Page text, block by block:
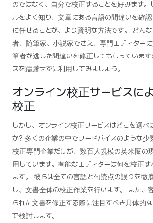
のではなく、自分で校正することを好みます。
ルをよく知り、文章にある言語の間違いを確
に任せることが、より賢明な方法です。 どん
者、随筆家、小説家でさえ、専門エディターに
筆者が逃した間違いを修正してもらっていま
スを躊躇せずに利用してみましょう。
オンライン校正サービスに
校正
しかし、オンライン校正サービスはどこを選べ
か? 多くの企業の中でワードバイスのような少
校正専門企業だけが、数百人規模の英米圏の
用しています。有能なエディターは何を校正す
ます。 彼らは全ての言語と句読点の誤りを徹
し、文書全体の校正作業を行います。 また、
られた文書を修正する際に注目すべき具体的
で検討します。